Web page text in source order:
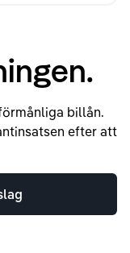
billån.
efter att